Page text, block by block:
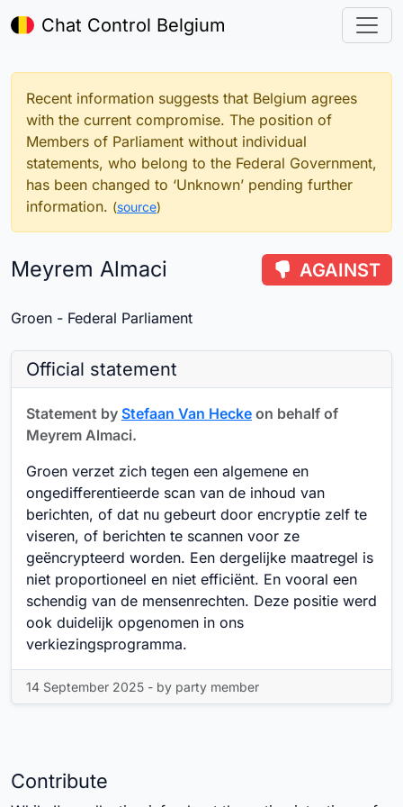
Chat Control Belgium
Recent information suggests that Belgium agrees
with the current compromise. The position of
Members of Parliament without individual
statements, who belong to the Federal Government,
has been changed to ‘Unknown’ pending further
information. (source)
Meyrem Almaci AGAINST
Groen - Federal Parliament
Official statement
Statement by Stefaan Van Hecke on behalf of
Meyrem Almaci.
Groen verzet zich tegen een algemene en
ongedifferentieerde scan van de inhoud van
berichten, of dat nu gebeurt door encryptie zelf te
viseren, of berichten te scannen voor ze
geëncrypteerd worden. Een dergelijke maatregel is
niet proportioneel en niet efficiënt. En vooral een
schendig van de mensenrechten. Deze positie werd
ook duidelijk opgenomen in ons
verkiezingsprogramma.
14 September 2025 - by party member
Contribute